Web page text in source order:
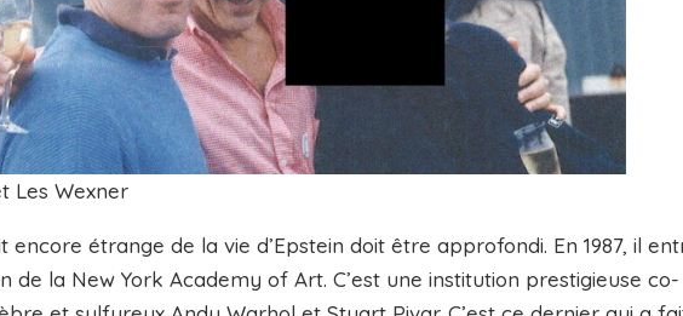
Les Wexner
étrange de la vie d’Epstein doit être approfondi. En 1987, il
de la New York Academy of Art. C’est une institution prestigieuse co-